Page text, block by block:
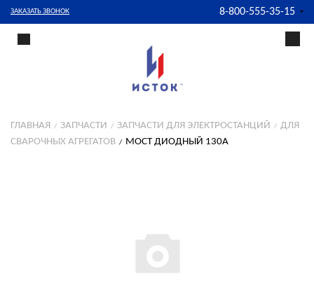
ЗАКАЗАТЬ ЗВОНОК 8-800-555-35-15
ГЛАВНАЯ ЗАПЧАСТИ ЗАПЧАСТИ ДЛЯ ЭЛЕКТРОСТАНЦИЙ
ДЛЯ
СВАРОЧНЫХ АГРЕГАТОВ
МОСТ ДИОДНЫЙ 130А